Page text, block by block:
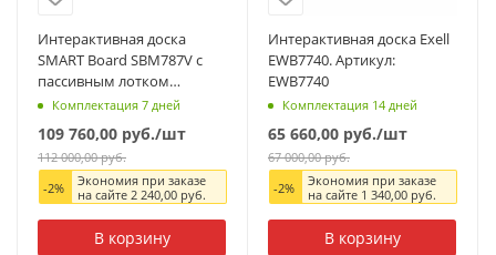
Интерактивная доска
SMART Board SBM787V с
пассивным лотком
(Notebook 22). Артикул
Комплектация 7 дней
109 760,00 руб./шт
112 000,00руб.
-2%
Экономия при заказе
на сайте 2 240,00руб.
В корзину
Интерактивная доска Exell
EWB7740. Артикул:
EWB7740
Комплектация 14 дней
65 660,00 руб./шт
67 000,00руб.
-2%
Экономия при заказе
на сайте 1 340,00руб.
В корзину